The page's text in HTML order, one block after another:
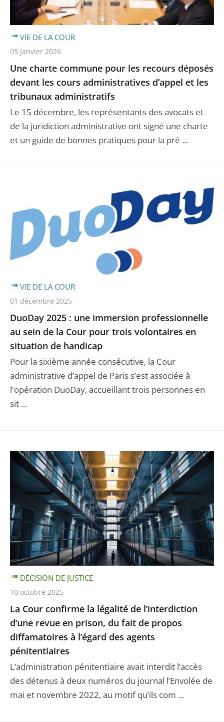
Une charte commune pour les recours déposés
devant les cours administratives d’appel et les
tribunaux administratifs
Le 15 décembre, les représentants des avocats et
de la juridiction administrative ont signé une charte
et un guide de bonnes pratiques pour la pré ...
VIE DE LA COUR
05 janvier 2026
DuoDay 2025 : une immersion professionnelle
au sein de la Cour pour trois volontaires en
situation de handicap
Pour la sixième année consécutive, la Cour
administrative d’appel de Paris s’est associée à
l'opération DuoDay, accueillant trois personnes en
sit ...
VIE DE LA COUR
01 décembre 2025
La Cour confirme la légalité de l’interdiction
d’une revue en prison, du fait de propos
diffamatoires à l’égard des agents
pénitentiaires
L’administration pénitentiaire avait interdit l’accès
des détenus à deux numéros du journal l’Envolée de
mai et novembre 2022, au motif qu’ils com ...
DÉCISION DE JUSTICE
10 octobre 2025